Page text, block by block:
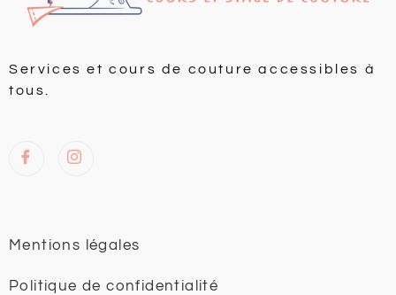
Services et cours de couture accessibles à
tous.
Mentions légales
Politique de confidentialité